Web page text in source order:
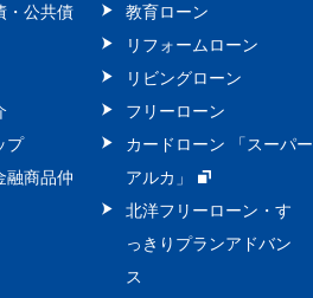
・公共債
プ
融商品仲
教育ローン
リフォームローン
リビングローン
フリーローン
カードローン 「スーパー
アルカ」
北洋フリーローン・す
っきりプランアドバン
ス